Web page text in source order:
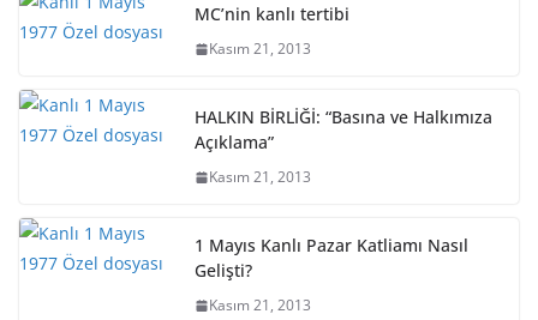
MC’nin kanlı tertibi
Kasım 21, 2013
HALKIN BİRLİĞİ: “Basına ve Halkımıza
Açıklama”
Kasım 21, 2013
1 Mayıs Kanlı Pazar Katliamı Nasıl
Gelişti?
Kasım 21, 2013